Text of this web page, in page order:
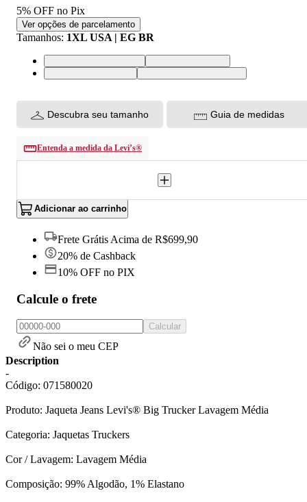
5% OFF no Pix
Ver opções de parcelamento
Tamanhos: 1XL USA | EG BR
3XL USA | EGGG BR1XL USA | EG BR
2XL USA | EGG BR4XL USA | EGGGG BR
Descubra seu tamanho Guia de medidas
Entenda a medida da Levi’s®
Adicionar ao carrinho
Frete Grátis Acima de R$699,90
20% de Cashback
10% OFF no PIX
Calcule o frete
Calcular
Não sei o meu CEP
Description
-
Código: 071580020
Produto: Jaqueta Jeans Levi's® Big Trucker Lavagem Média
Categoria: Jaquetas Truckers
Cor / Lavagem: Lavagem Média
Composição: 99% Algodão, 1% Elastano